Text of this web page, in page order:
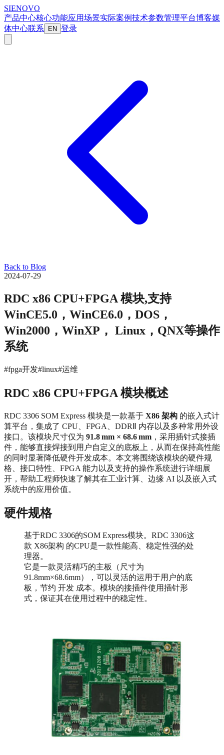
SIENOVO
产品中心核心功能应用场景实际案例技术参数管理平台博客媒
体中心联系 EN 登录
Back to Blog
2024-07-29
RDC x86 CPU+FPGA 模块,支持
WinCE5.0，WinCE6.0，DOS，
Win2000，WinXP， Linux，QNX等操作
系统
#fpga开发#linux#运维
RDC x86 CPU+FPGA 模块概述
RDC 3306 SOM Express 模块是一款基于 X86 架构 的嵌入式计
算平台，集成了 CPU、FPGA、DDRⅡ 内存以及多种常用外设
接口。该模块尺寸仅为 91.8 mm × 68.6 mm ，采用插针式接插
件，能够直接焊接到用户自定义的底板上，从而在保持高性能
的同时显著降低硬件开发成本。本文将围绕该模块的硬件规
格、接口特性、FPGA 能力以及支持的操作系统进行详细展
开，帮助工程师快速了解其在工业计算、边缘 AI 以及嵌入式
系统中的应用价值。
硬件规格
基于RDC 3306的SOM Express模块。RDC 3306这
款 X86架构 的CPU是一款性能高、稳定性强的处
理器。
它是一款灵活精巧的主板（尺寸为
91.8mm×68.6mm），可以灵活的运用于用户的底
板，节约 开发 成本。模块的接插件使用插针形
式，保证其在使用过程中的稳定性。